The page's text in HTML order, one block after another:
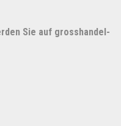
Sie auf grosshandel-